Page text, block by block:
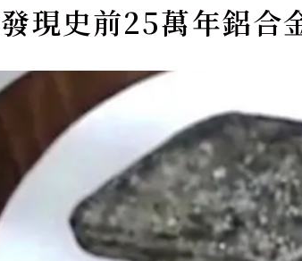
現史前25萬年鋁合